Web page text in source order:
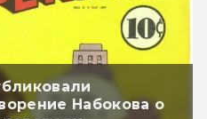
Набокова о